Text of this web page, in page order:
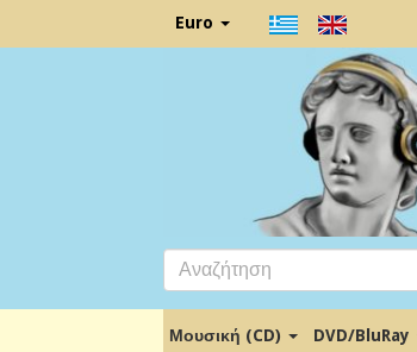
Euro
Μουσική (CD) DVD/BluRay